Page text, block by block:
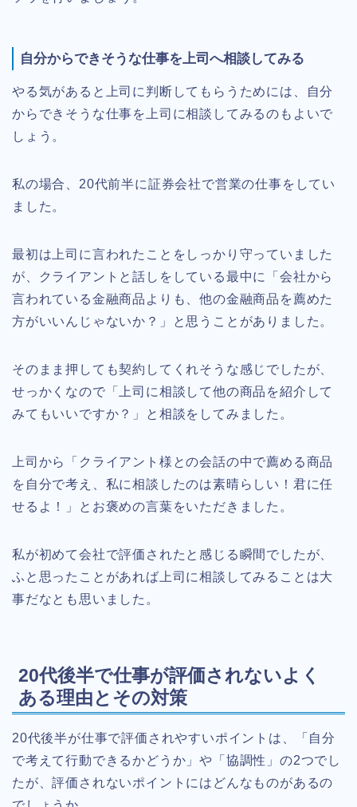
自分からできそうな仕事を上司へ相談してみる
やる気があると上司に判断してもらうためには、自分
からできそうな仕事を上司に相談してみるのもよいで
しょう。
私の場合、20代前半に証券会社で営業の仕事をしてい
ました。
最初は上司に言われたことをしっかり守っていました
が、クライアントと話しをしている最中に「会社から
言われている金融商品よりも、他の金融商品を薦めた
方がいいんじゃないか？」と思うことがありました。
そのまま押しても契約してくれそうな感じでしたが、
せっかくなので「上司に相談して他の商品を紹介して
みてもいいですか？」と相談をしてみました。
上司から「クライアント様との会話の中で薦める商品
を自分で考え、私に相談したのは素晴らしい！君に任
せるよ！」とお褒めの言葉をいただきました。
私が初めて会社で評価されたと感じる瞬間でしたが、
ふと思ったことがあれば上司に相談してみることは大
事だなとも思いました。
20代後半で仕事が評価されないよく
ある理由とその対策
20代後半が仕事で評価されやすいポイントは、「自分
で考えて行動できるかどうか」や「協調性」の2つでし
たが、評価されないポイントにはどんなものがあるの